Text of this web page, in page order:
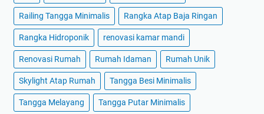
Railing Tangga Minimalis Rangka Atap Baja Ringan
Rangka Hidroponik renovasi kamar mandi
Renovasi Rumah Rumah Idaman Rumah Unik
Skylight Atap Rumah Tangga Besi Minimalis
Tangga Melayang Tangga Putar Minimalis